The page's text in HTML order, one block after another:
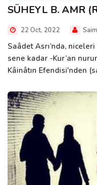
SÜHEYL B. AMR
22 Oct, 2022
Saâdet Asrı’nda,
sene kadar -Kur’an
Kâinâtın Efendisi'nden